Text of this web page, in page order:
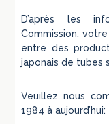
D’après les
Commission,
entre des
japonais de tubes
Veuillez nous
1984 à aujourd’hui: